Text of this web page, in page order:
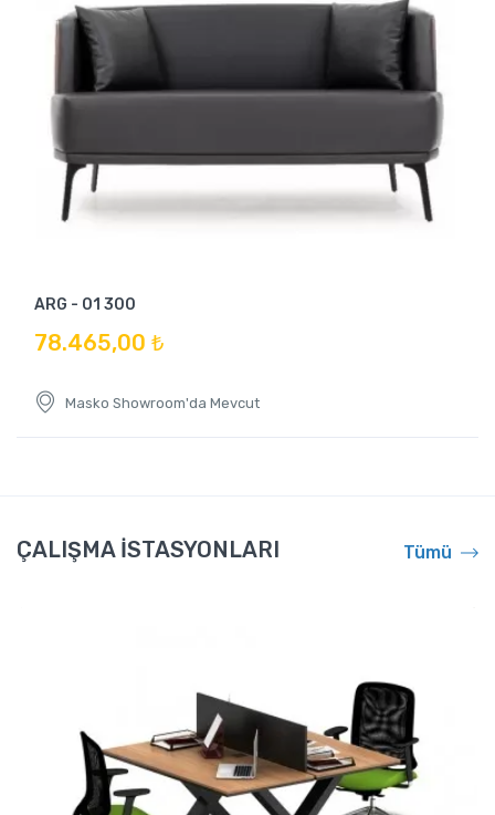
ARG - 01 300
78.465,00 ₺
Masko Showroom'da Mevcut
ÇALIŞMA İSTASYONLARI Tümü